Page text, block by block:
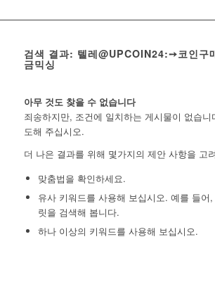
검색 결과: 텔레@UPCOIN24:➙코인구
금믹싱
아무 것도 찾을 수 없습니다
죄송하지만, 조건에 일치하는 게시물이 없습니
도해 주십시오.
더 나은 결과를 위해 몇가지의 제안 사항을 고
맞춤법을 확인하세요.
유사 키워드를 사용해 보십시오. 예를 들어
릿을 검색해 봅니다.
하나 이상의 키워드를 사용해 보십시오.